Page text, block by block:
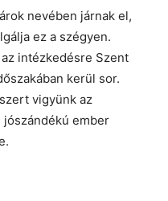
nevében járnak el,
ez a szégyen.
intézkedésre Szent
kerül sor.
vigyünk az
ember